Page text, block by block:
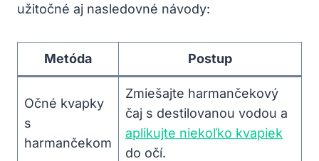
užitočné⁣ aj nasledovné návody:
Metóda Postup
Očné kvapky
s
harmančekom
Zmiešajte harmančekový
⁤čaj s destilovanou‍ vodou a
aplikujte niekoľko kvapiek
⁣do očí.